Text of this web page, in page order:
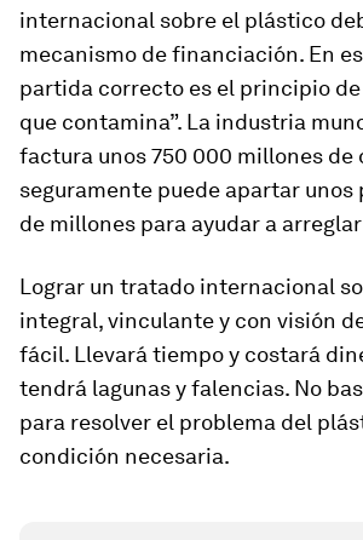
internacional sobre el plástico
mecanismo de financiación. En
partida correcto es el principio de
que contamina”. La industria
factura unos 750 000 millones de
seguramente puede apartar unos
de millones para ayudar a
Lograr un tratado internacional
integral, vinculante y con visión
fácil. Llevará tiempo y costará
tendrá lagunas y falencias. No
para resolver el problema del
condición necesaria.